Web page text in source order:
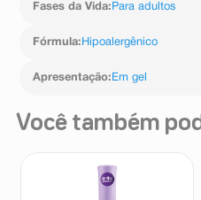
Fases da Vida: Para adultos
Fórmula: Hipoalergênico
Apresentação: Em gel
Você também